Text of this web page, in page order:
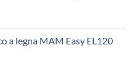
a legna MAM Easy EL120